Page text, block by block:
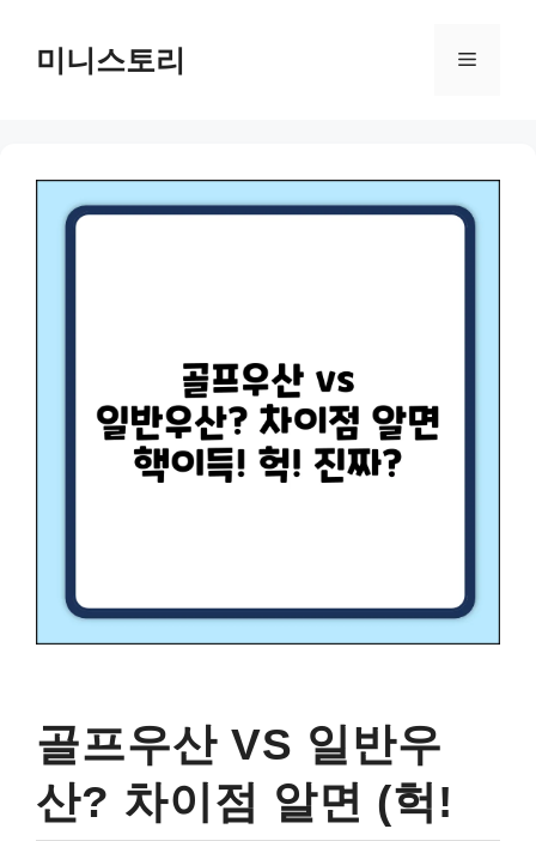
content미니스토리 Menu
골프우산 VS 일반우
산? 차이점 알면 (헉!